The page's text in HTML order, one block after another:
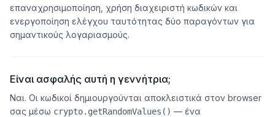
επαναχρησιμοποίηση, χρήση διαχειριστή κωδικών και
ενεργοποίηση ελέγχου ταυτότητας δύο παραγόντων για
σημαντικούς λογαριασμούς.
Είναι ασφαλής αυτή η γεννήτρια;
Ναι. Οι κωδικοί δημιουργούνται αποκλειστικά στον browser
σας μέσω crypto.getRandomValues() — ένα